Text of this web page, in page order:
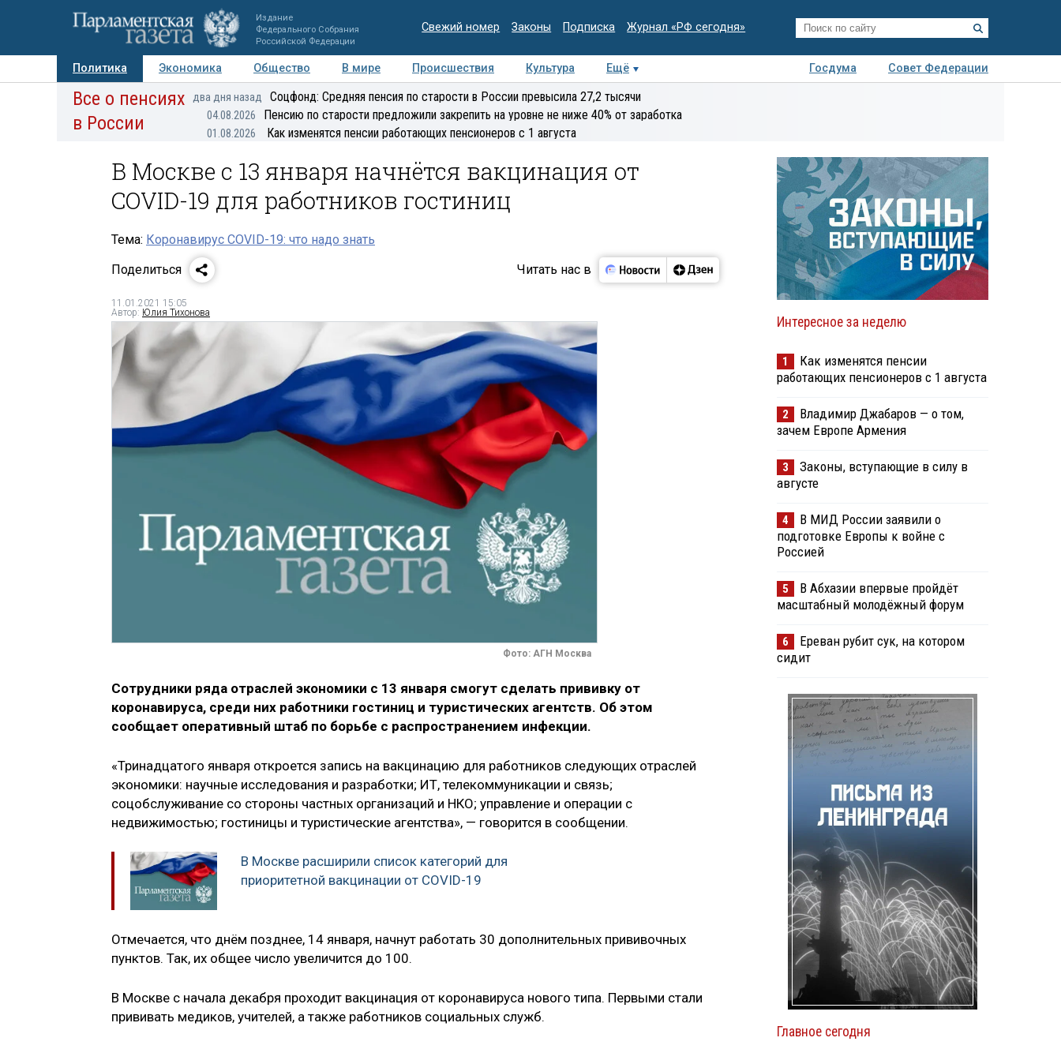
Издание
Федерального Собрания
Российской Федерации
Свежий номер Законы Подписка Журнал «РФ сегодня»
Политика Экономика Общество В мире Происшествия Культура Ещё Госдума
Совет Федерации
Авторы Персоны Мнения Регионы Медиацентр Интервью Колумнисты
Все о пенсиях
в России
два дня назад Соцфонд: Средняя пенсия по старости в России превысила 27,2 тысячи
04.08.2026 Пенсию по старости предложили закрепить на уровне не ниже 40% от заработка
01.08.2026 Как изменятся пенсии работающих пенсионеров с 1 августа
В Москве с 13 января начнётся вакцинация от
COVID-19 для работников гостиниц
Тема: Коронавирус COVID-19: что надо знать
Поделиться
Читать нас в
11.01.2021 15:05
Автор: Юлия Тихонова
Фото: АГН Москва
Сотрудники ряда отраслей экономики с 13 января смогут сделать прививку от
коронавируса, среди них работники гостиниц и туристических агентств. Об этом
сообщает оперативный штаб по борьбе с распространением инфекции.
«Тринадцатого января откроется запись на вакцинацию для работников следующих отраслей
экономики: научные исследования и разработки; ИТ, телекоммуникации и связь;
соцобслуживание со стороны частных организаций и НКО; управление и операции с
недвижимостью; гостиницы и туристические агентства», — говорится в сообщении.
В Москве расширили список категорий для
приоритетной вакцинации от COVID-19
Отмечается, что днём позднее, 14 января, начнут работать 30 дополнительных прививочных
пунктов. Так, их общее число увеличится до 100.
В Москве с начала декабря проходит вакцинация от коронавируса нового типа. Первыми стали
прививать медиков, учителей, а также работников социальных служб.
Интересное за неделю
1
Как изменятся пенсии
работающих пенсионеров с 1 августа
2
Владимир Джабаров — о том,
зачем Европе Армения
3
Законы, вступающие в силу в
августе
4
В МИД России заявили о
подготовке Европы к войне с
Россией
5
В Абхазии впервые пройдёт
масштабный молодёжный форум
6
Ереван рубит сук, на котором
сидит
Главное сегодня